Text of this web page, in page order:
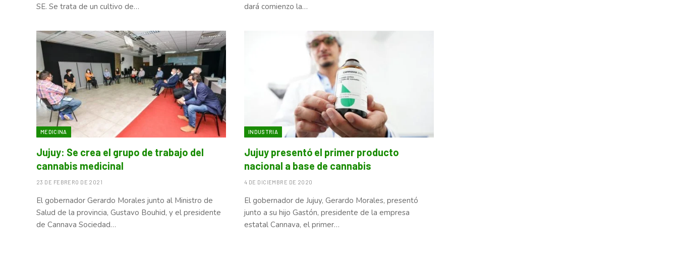
SE. Se trata de un cultivo de…
dará comienzo la…
MEDICINA
Jujuy: Se crea el grupo de trabajo del
cannabis medicinal
23 DE FEBRERO DE 2021
El gobernador Gerardo Morales junto al Ministro de
Salud de la provincia, Gustavo Bouhid, y el presidente
de Cannava Sociedad…
INDUSTRIA
Jujuy presentó el primer producto
nacional a base de cannabis
4 DE DICIEMBRE DE 2020
El gobernador de Jujuy, Gerardo Morales, presentó
junto a su hijo Gastón, presidente de la empresa
estatal Cannava, el primer…